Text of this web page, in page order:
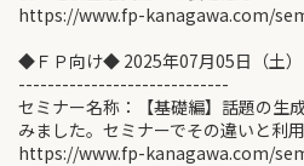
https://www.fp-kanagawa.com/
◆ＦＰ向け◆ 2025年07月05日（土）
-----------------------------
セミナー名称：【基礎編】話題の生
みました。セミナーでその違いと利
https://www.fp-kanagawa.com/